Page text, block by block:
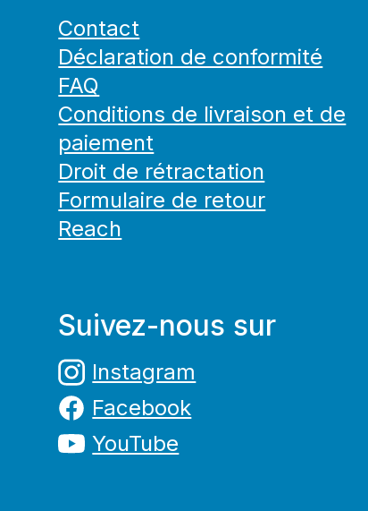
Contact
Déclaration de conformité
FAQ
Conditions de livraison et de
paiement
Droit de rétractation
Formulaire de retour
Reach
Suivez-nous sur
Instagram
Facebook
YouTube